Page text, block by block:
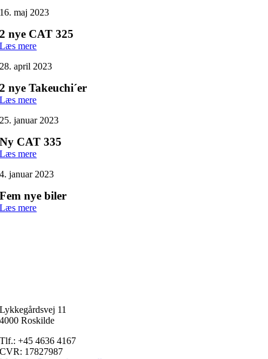
16. maj 2023
2 nye CAT 325
Læs mere
28. april 2023
2 nye Takeuchi´er
Læs mere
25. januar 2023
Ny CAT 335
Læs mere
4. januar 2023
Fem nye biler
Læs mere
Lykkegårdsvej 11
4000 Roskilde
Tlf.: +45 4636 4167
CVR: 17827987